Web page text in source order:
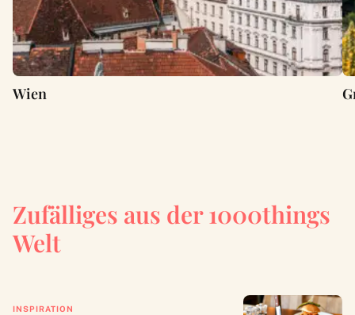
Wien
Zufälliges aus der 1000things
Welt
INSPIRATION